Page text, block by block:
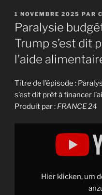
PUBLIÉ
LE
1 NOVEMBRE 2025 PAR
Paralysie
Trump s’est dit
l’aide
Titre de l’épisode :
s’est dit prêt à financer
Produit par : FRANCE 24
Display
Hier klicken, um